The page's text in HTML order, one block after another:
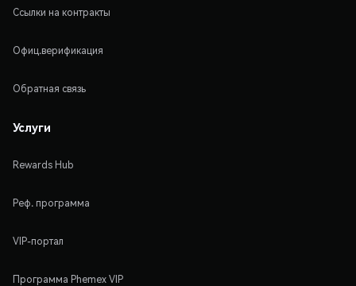
Ссылки на контракты
Офиц.верификация
Обратная связь
Услуги
Rewards Hub
Реф. программа
VIP-портал
Программа Phemex VIP